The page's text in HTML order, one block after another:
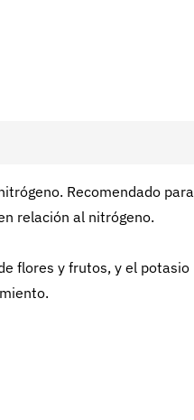
Recomendado para
relación al nitrógeno.
flores y frutos, y el potasio